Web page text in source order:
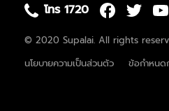
โทร 1720
© 2020 Supalai. All rights
นโยบายความเป็นส่วนตัว
ข้อกำหนด